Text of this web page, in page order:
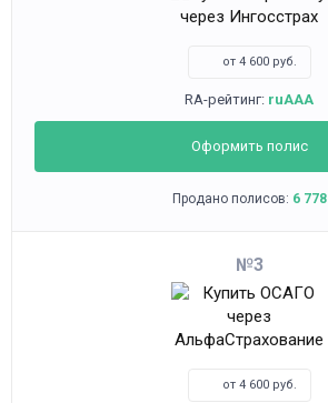
от 4 600 руб.
RA-рейтинг: ruAAA
Оформить полис
Продано полисов: 6 778
3
от 4 600 руб.